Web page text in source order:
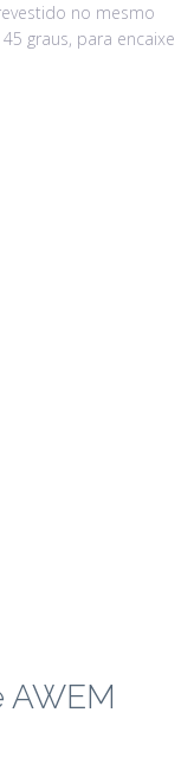
no mesmo
graus, para encaixe
AWEM